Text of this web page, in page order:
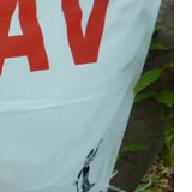
G
G
L
E